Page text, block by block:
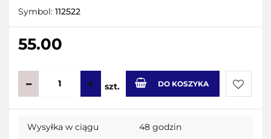
Symbol: 112522
55.00
szt. DO KOSZYKA
Do
Wysyłka w ciągu 48 godzin